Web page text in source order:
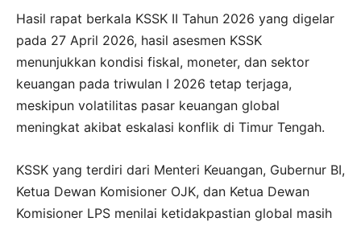
Hasil rapat berkala KSSK II Tahun 2026 yang digelar
pada 27 April 2026, hasil asesmen KSSK
menunjukkan kondisi fiskal, moneter, dan sektor
keuangan pada triwulan I 2026 tetap terjaga,
meskipun volatilitas pasar keuangan global
meningkat akibat eskalasi konflik di Timur Tengah.
KSSK yang terdiri dari Menteri Keuangan, Gubernur BI,
Ketua Dewan Komisioner OJK, dan Ketua Dewan
Komisioner LPS menilai ketidakpastian global masih